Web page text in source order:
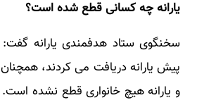
یارانه چه کسانی قطع شده است؟
سخنگوی ستاد هدفمندی یارانه گفت:
پیش یارانه دریافت می کردند،
و یارانه هیچ خانواری قطع نشده است.